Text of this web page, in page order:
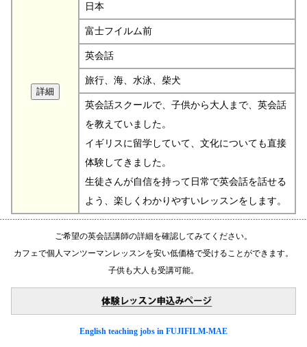
日本
富士フイルム前
英会話
旅行、海、水泳、柴犬
英会話スクールで、子供から大人まで、英会話
を教えていました。
イギリスに留学していて、文化についても直接
体験してきました。
生徒さんが自信を持って日常で英会話を話せる
よう、楽しくわかりやすいレッスンをします。
ご希望の英会話講師の詳細を確認してみてください。
カフェで個人マンツーマンレッスンを安い低価格で受けることができます。
子供も大人も受講可能。
English teaching jobs in FUJIFILM-MAE